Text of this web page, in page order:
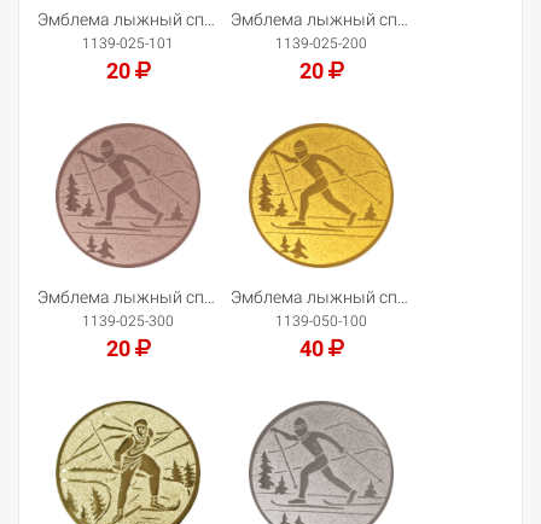
1139-025-101
20
Добавить в корзину
1139-025-200
20
Добавить в корзину
1139-025-300
20
Добавить в корзину
1139-050-100
40
Добавить в корзину